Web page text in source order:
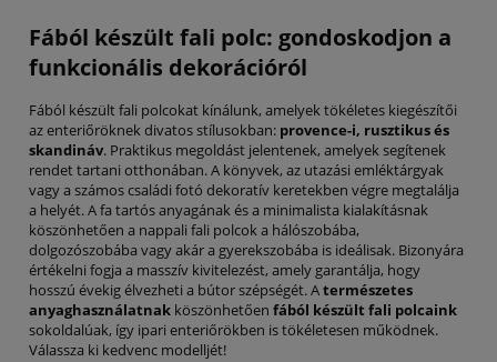
Fából készült fali polc: gondoskodjon a
funkcionális dekorációról
Fából készült fali polcokat kínálunk, amelyek tökéletes kiegészítői
az enteriőröknek divatos stílusokban: provence-i, rusztikus és
skandináv. Praktikus megoldást jelentenek, amelyek segítenek
rendet tartani otthonában. A könyvek, az utazási emléktárgyak
vagy a számos családi fotó dekoratív keretekben végre megtalálja
a helyét. A fa tartós anyagának és a minimalista kialakításnak
köszönhetően a nappali fali polcok a hálószobába,
dolgozószobába vagy akár a gyerekszobába is ideálisak. Bizonyára
értékelni fogja a masszív kivitelezést, amely garantálja, hogy
hosszú évekig élvezheti a bútor szépségét. Atermészetes
anyaghasználatnak köszönhetően fából készült fali polcaink
sokoldalúak, így ipari enteriőrökben is tökéletesen működnek.
Válassza ki kedvenc modelljét!